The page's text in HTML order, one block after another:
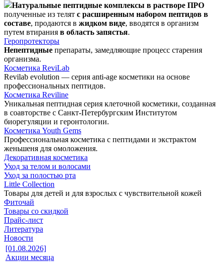
Натуральные пептидные комплексы в растворе ПРО
полученные из телят с расширенным набором пептидов в
составе, продаются в жидком виде, вводятся в организм
путем втирания в область запястья.
Геропротекторы
Непептидные препараты, замедляющие процесс старения
организма.
Косметика ReviLab
Revilab evolution — серия anti-age косметики на основе
профессиональных пептидов.
Косметика Reviline
Уникальная пептидная серия клеточной косметики, созданная
в соавторстве с Санкт-Петербургским Институтом
биорегуляции и геронтологии.
Косметика Youth Gems
Профессиональная косметика с пептидами и экстрактом
женьшеня для омоложения.
Декоративная косметика
Уход за телом и волосами
Уход за полостью рта
Little Collection
Товары для детей и для взрослых с чувствительной кожей
Фиточай
Товары со скидкой
Прайс-лист
Литература
Новости
[01.08.2026]
Акции месяца